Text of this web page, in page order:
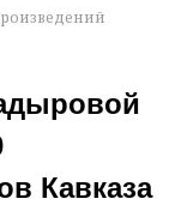
Кавказа